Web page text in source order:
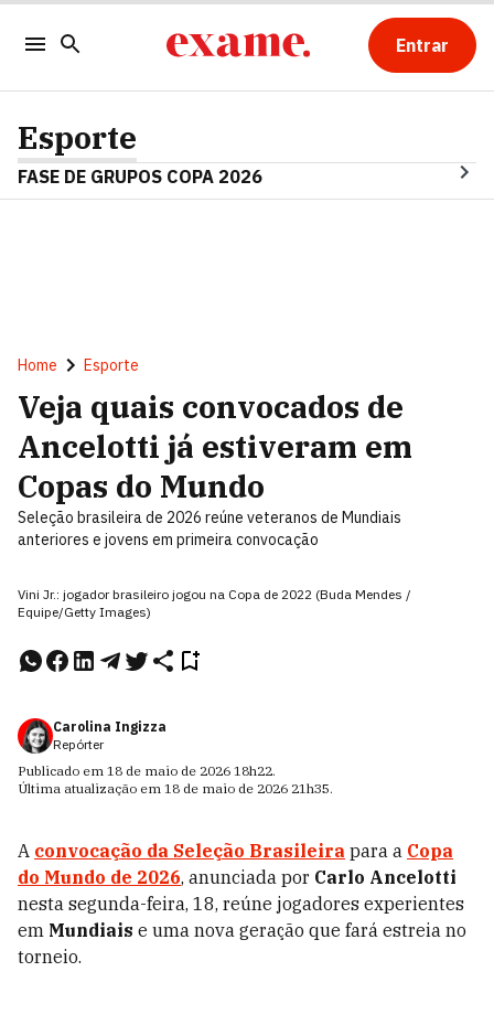
Entrar
Esporte
FASE DE GRUPOS COPA 2026
Home Esporte
Veja quais convocados de
Ancelotti já estiveram em
Copas do Mundo
Seleção brasileira de 2026 reúne veteranos de Mundiais
anteriores e jovens em primeira convocação
Vini Jr.: jogador brasileiro jogou na Copa de 2022 (Buda Mendes /
Equipe/Getty Images)
Carolina Ingizza
Repórter
Publicado em 18 de maio de 2026 18h22.
Última atualização em 18 de maio de 2026 21h35.
A convocação da Seleção Brasileira para a Copa
do Mundo de 2026, anunciada por Carlo Ancelotti
nesta segunda-feira, 18, reúne jogadores experientes
em Mundiais e uma nova geração que fará estreia no
torneio.